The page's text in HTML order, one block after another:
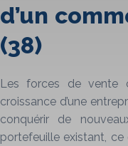
d’un
(38)
Les forces de vente
croissance d’une
conquérir de
portefeuille existant,